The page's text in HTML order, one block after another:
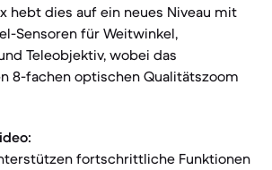
hebt dies auf ein neues Niveau mit
Sensoren für Weitwinkel,
Teleobjektiv, wobei das
8-fachen optischen Qualitätszoom
fortschrittliche Funktionen